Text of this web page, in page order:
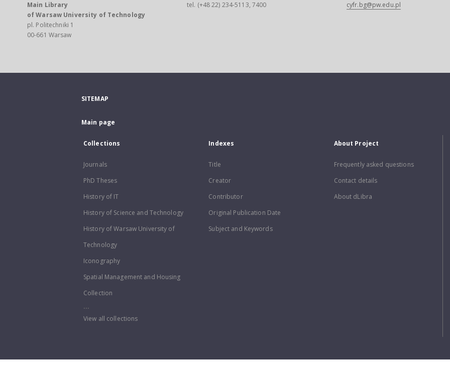
Main Library
of Warsaw University of Technology
pl. Politechniki 1
00-661 Warsaw
tel. (+48 22) 234-5113, 7400 cyfr.bg@pw.edu.pl
SITEMAP
Main page
Collections
Journals
PhD Theses
History of IT
History of Science and Technology
History of Warsaw University of
Technology
Iconography
Spatial Management and Housing
Collection
...
View all collections
Indexes
Title
Creator
Contributor
Original Publication Date
Subject and Keywords
About Project
Frequently asked questions
Contact details
About dLibra